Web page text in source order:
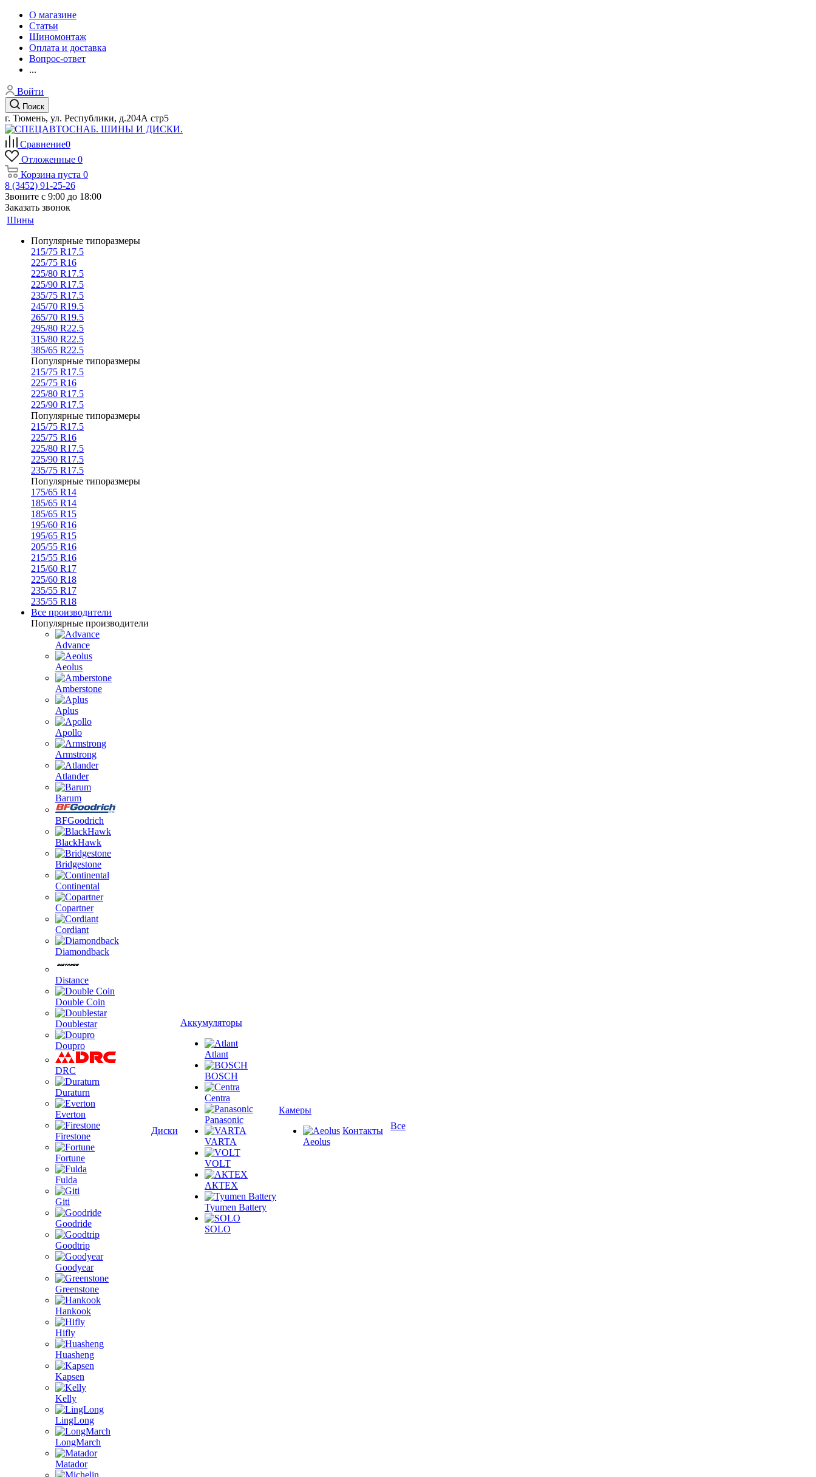
О магазине
Статьи
Шиномонтаж
Оплата и доставка
Вопрос-ответ
...
Войти
Поиск
г. Тюмень, ул. Республики, д.204А стр5
Сравнение0
Отложенные 0
Корзина пуста 0
8 (3452) 91-25-26
Звоните с 9:00 до 18:00
Заказать звонок
Шины
Популярные типоразмеры
215/75 R17.5
225/75 R16
225/80 R17.5
225/90 R17.5
235/75 R17.5
245/70 R19.5
265/70 R19.5
295/80 R22.5
315/80 R22.5
385/65 R22.5
Популярные типоразмеры
215/75 R17.5
225/75 R16
225/80 R17.5
225/90 R17.5
Популярные типоразмеры
215/75 R17.5
225/75 R16
225/80 R17.5
225/90 R17.5
235/75 R17.5
Популярные типоразмеры
175/65 R14
185/65 R14
185/65 R15
195/60 R16
195/65 R15
205/55 R16
215/55 R16
215/60 R17
225/60 R18
235/55 R17
235/55 R18
Все производители
Популярные производители
Advance
Aeolus
Amberstone
Aplus
Apollo
Armstrong
Atlander
Barum
BFGoodrich
BlackHawk
Bridgestone
Continental
Copartner
Cordiant
Diamondback
Distance
Double Coin
Doublestar
Doupro
DRC
Duraturn
Everton
Firestone
Fortune
Fulda
Giti
Goodride
Goodtrip
Goodyear
Greenstone
Hankook
Hifly
Huasheng
Kapsen
Kelly
LingLong
LongMarch
Matador
Диски
Аккумуляторы
Atlant
BOSCH
Centra
Panasonic
VARTA
VOLT
АКТЕХ
Tyumen Battery
SOLO
Камеры
Aeolus
Контакты Все